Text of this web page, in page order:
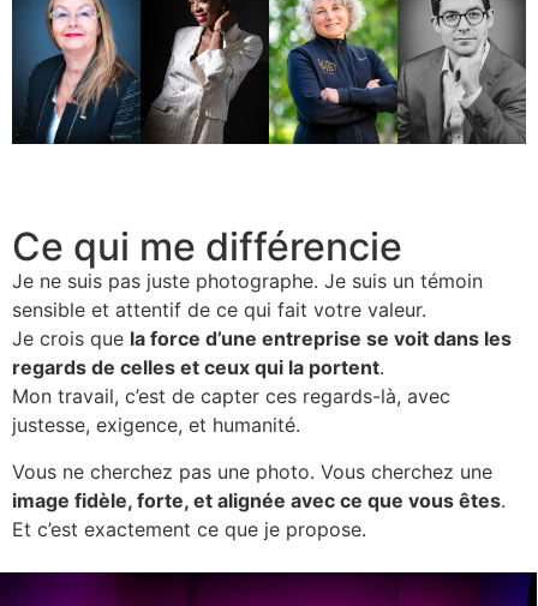
Ce qui me différencie
Je ne suis pas juste photographe. Je suis un témoin
sensible et attentif de ce qui fait votre valeur.
Je crois que la force d’une entreprise se voit dans les
regards de celles et ceux qui la portent.
Mon travail, c’est de capter ces regards-là, avec
justesse, exigence, et humanité.
Vous ne cherchez pas une photo. Vous cherchez une
image fidèle, forte, et alignée avec ce que vous êtes.
Et c’est exactement ce que je propose.